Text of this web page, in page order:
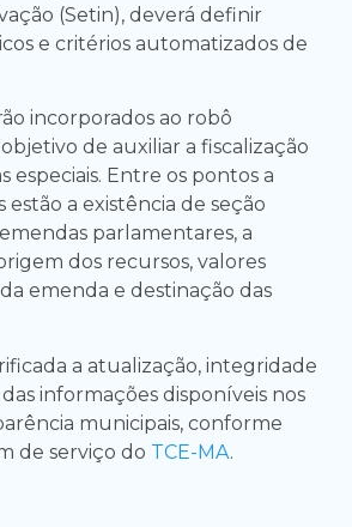
(Setin), deverá definir
e critérios automatizados de
incorporados ao robô
de auxiliar a fiscalização
especiais. Entre os pontos a
estão a existência de seção
parlamentares, a
dos recursos, valores
emenda e destinação das
a atualização, integridade
informações disponíveis nos
municipais, conforme
de serviço do TCE-MA.